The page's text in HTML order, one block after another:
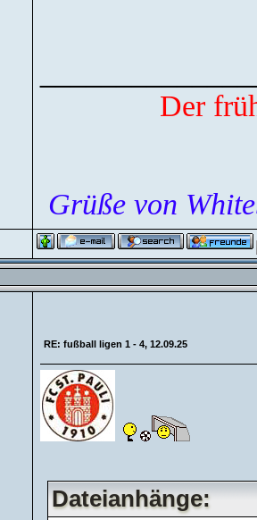
Der
Grüße von
RE: fußball ligen 1 - 4, 12.09.25
Dateianhänge: